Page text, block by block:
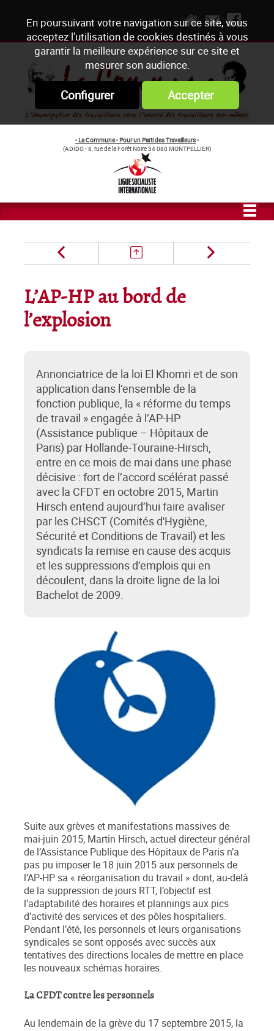
En poursuivant votre navigation sur ce site, vous
acceptez l’utilisation de cookies destinés à vous
garantir la meilleure expérience sur ce site et
mesurer son audience.
Configurer Accepter
- La Commune - Pour un Parti des Travailleurs-
(ADIDO - 8, rue de la Forêt Noire 34 080 MONTPELLIER)
L’AP-HP au bord de
l’explosion
Annonciatrice de la loi El Khomri et de son
application dans l’ensemble de la
fonction publique, la « réforme du temps
de travail » engagée à l’AP-HP
(Assistance publique – Hôpitaux de
Paris) par Hollande-Touraine-Hirsch,
entre en ce mois de mai dans une phase
décisive : fort de l’accord scélérat passé
avec la CFDT en octobre 2015, Martin
Hirsch entend aujourd’hui faire avaliser
par les CHSCT (Comités d'Hygiène,
Sécurité et Conditions de Travail) et les
syndicats la remise en cause des acquis
et les suppressions d’emplois qui en
découlent, dans la droite ligne de la loi
Bachelot de 2009.
Suite aux grèves et manifestations massives de
mai-juin 2015, Martin Hirsch, actuel directeur général
de l’Assistance Publique des Hôpitaux de Paris n’a
pas pu imposer le 18 juin 2015 aux personnels de
l’AP-HP sa « réorganisation du travail » dont, au-delà
de la suppression de jours RTT, l’objectif est
l’adaptabilité des horaires et plannings aux pics
d’activité des services et des pôles hospitaliers.
Pendant l’été, les personnels et leurs organisations
syndicales se sont opposés avec succès aux
tentatives des directions locales de mettre en place
les nouveaux schémas horaires.
La CFDT contre les personnels
Au lendemain de la grève du 17 septembre 2015, la